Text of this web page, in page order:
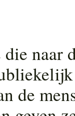
naar
de